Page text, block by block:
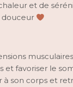
et de
douceur
musculaires
et favoriser le
à son corps et